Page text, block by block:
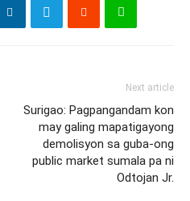
Next article
Surigao: Pagpangandam kon
may galing mapatigayong
demolisyon sa guba-ong
public market sumala pa ni
Odtojan Jr.